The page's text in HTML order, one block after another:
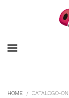
HOME CATALOGO-